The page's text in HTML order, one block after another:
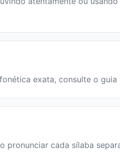
exata, consulte o
pronunciar cada sílaba